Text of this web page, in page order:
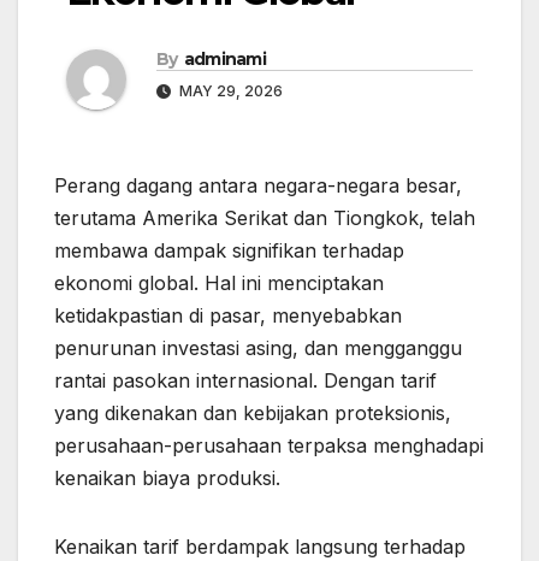
By adminami
MAY 29, 2026
Perang dagang antara negara-negara besar,
terutama Amerika Serikat dan Tiongkok, telah
membawa dampak signifikan terhadap
ekonomi global. Hal ini menciptakan
ketidakpastian di pasar, menyebabkan
penurunan investasi asing, dan mengganggu
rantai pasokan internasional. Dengan tarif
yang dikenakan dan kebijakan proteksionis,
perusahaan-perusahaan terpaksa menghadapi
kenaikan biaya produksi.
Kenaikan tarif berdampak langsung terhadap